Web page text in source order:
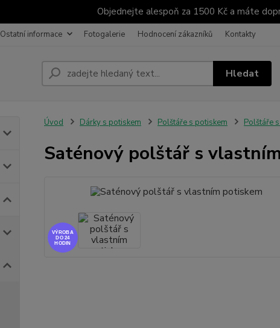
Objednejte alespoň za 1500 Kč a máte
Ostatní informace Fotogalerie Hodnocení zákazníků Kontakty
Hledat
Úvod Dárky s potiskem Polštáře s potiskem Polštáře
Saténový polštář s
VÝROBA
DO 24
HODIN